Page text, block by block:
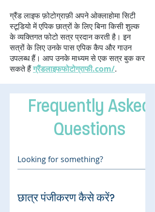
ग्रैंड लाइफ फ़ोटोग्राफ़ी अपने ओक्लाहोमा सिटी
स्टूडियो में एपिक छात्रों के लिए बिना किसी शुल्क
के व्यक्तिगत फोटो सत्र प्रदान करती है। इन
सत्रों के लिए उनके पास एपिक कैप और गाउन
उपलब्ध हैं। आप उनके माध्यम से एक सत्र बुक कर
सकते हैंग्रैंडलाइफफोटोग्राफी.com/.
Frequently Asked
Questions
छात्र पंजीकरण कैसे करें?